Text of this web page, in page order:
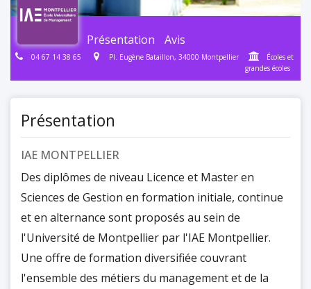
Présentation Avis
04 67 14 38 65 Pl. Eugène Bataillon, 34000 Montpellier
Écoles et
grandes écoles
Présentation
IAE MONTPELLIER
Des diplômes de niveau Licence et Master en
Sciences de Gestion en formation initiale, continue
et en alternance sont proposés au sein de
l'Université de Montpellier par l'IAE Montpellier.
Une offre de formation diversifiée couvrant
l'ensemble des métiers du management et de la